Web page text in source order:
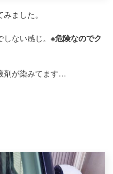
ました。
ない感じ。 ※危険なのでク
剤が染みてます…